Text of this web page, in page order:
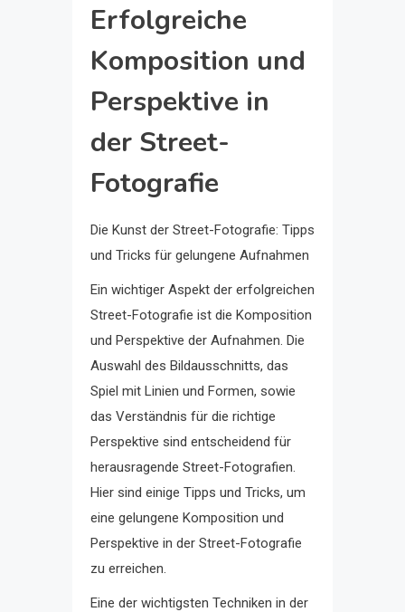
Erfolgreiche
Komposition und
Perspektive in
der Street-
Fotografie
Die Kunst der Street-Fotografie: Tipps
und Tricks für gelungene Aufnahmen
Ein wichtiger Aspekt der erfolgreichen
Street-Fotografie ist die Komposition
und Perspektive der Aufnahmen. Die
Auswahl des Bildausschnitts, das
Spiel mit Linien und Formen, sowie
das Verständnis für die richtige
Perspektive sind entscheidend für
herausragende Street-Fotografien.
Hier sind einige Tipps und Tricks, um
eine gelungene Komposition und
Perspektive in der Street-Fotografie
zu erreichen.
Eine der wichtigsten Techniken in der